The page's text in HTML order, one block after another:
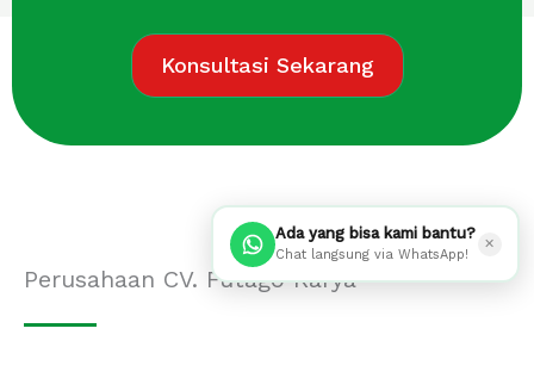
Konsultasi Sekarang
Perusahaan CV. Futago Karya
Ada yang bisa kami bantu?
Chat langsung via WhatsApp!
✕